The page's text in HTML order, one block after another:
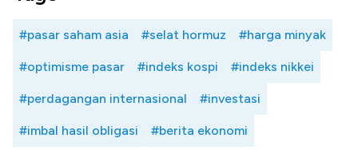
#pasar saham asia #selat hormuz #harga minyak
#optimisme pasar #indeks kospi #indeks nikkei
#perdagangan internasional #investasi
#imbal hasil obligasi #berita ekonomi